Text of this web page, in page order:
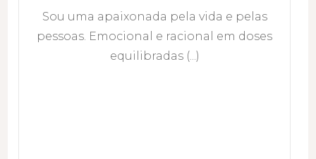
Sou uma apaixonada pela vida e pelas
pessoas. Emocional e racional em doses
equilibradas (...)